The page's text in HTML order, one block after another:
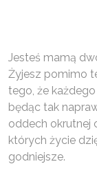
Jesteś mamą
Żyjesz pomimo
tego, że
będąc tak
oddech okrutnej
których życie
godniejsze.